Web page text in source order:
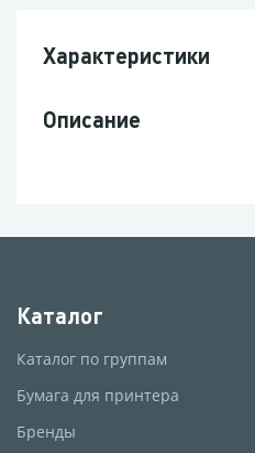
Характеристики
Описание
Каталог
Каталог по группам
Бумага для принтера
Бренды